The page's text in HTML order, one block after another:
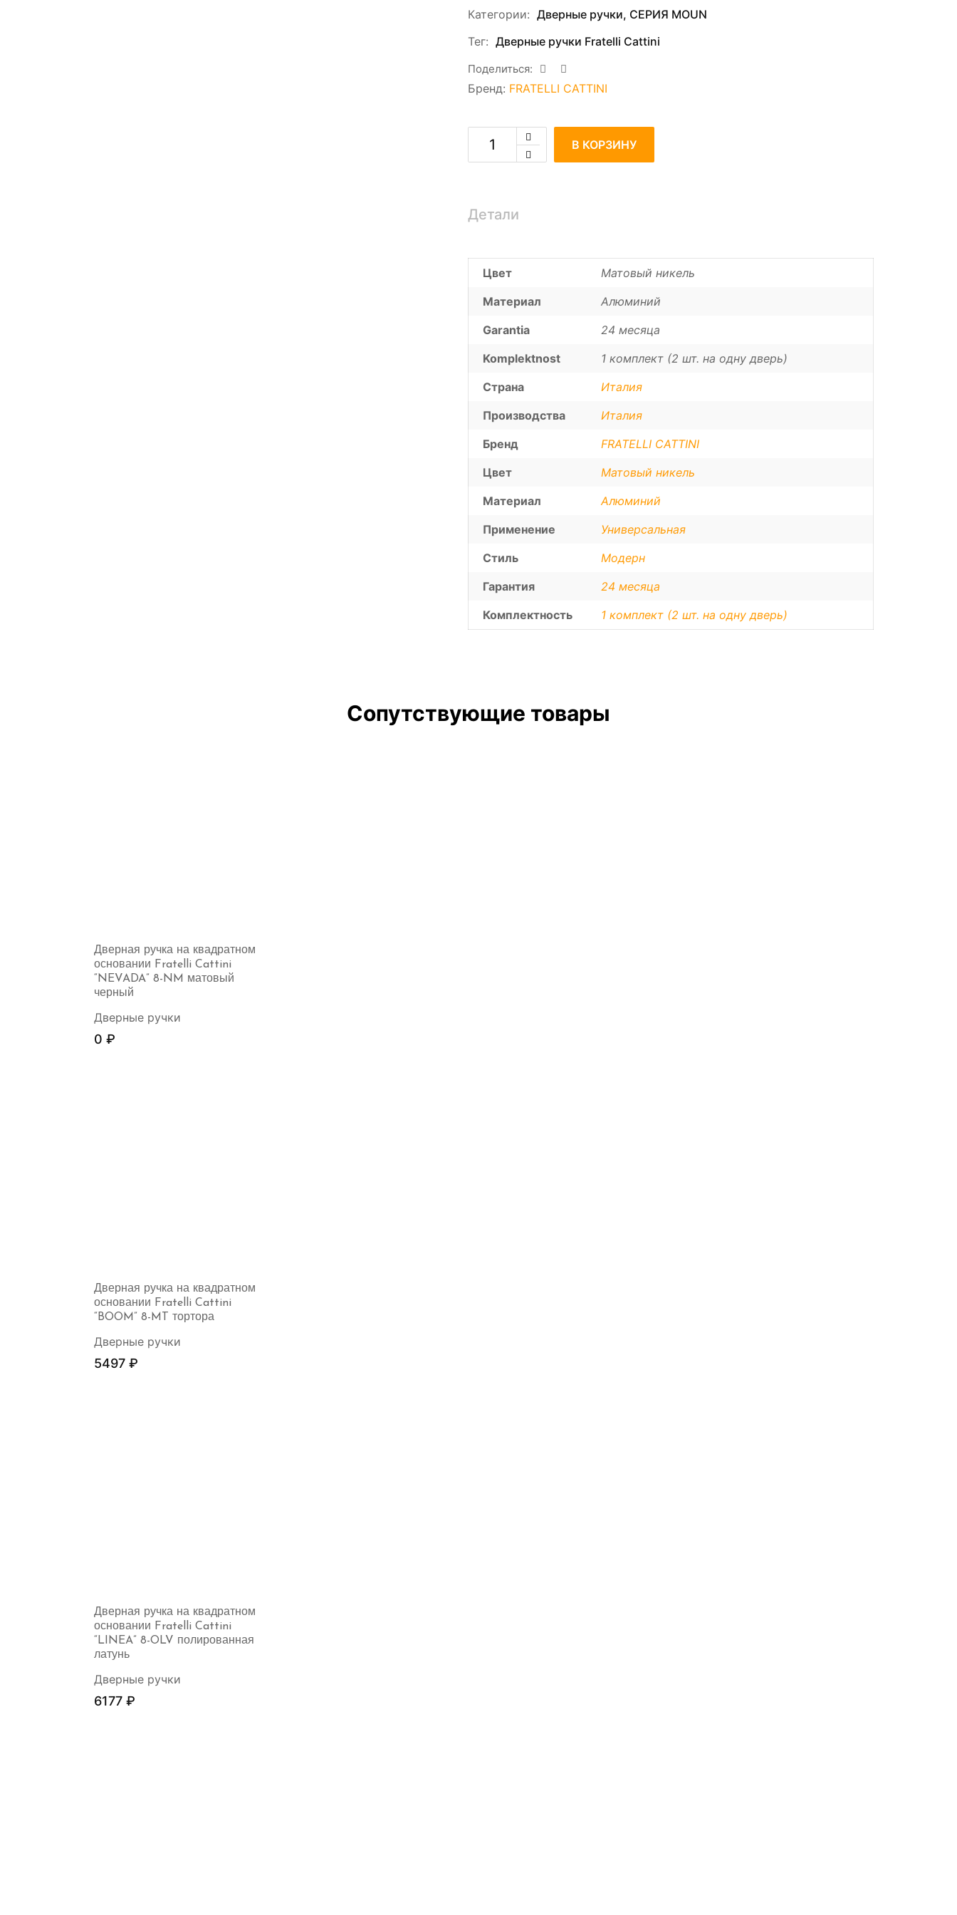
Категории: Дверные ручки, СЕРИЯ MOUN
Тег: Дверные ручки Fratelli Cattini
Поделиться:
Бренд: FRATELLI CATTINI
В КОРЗИНУ
Детали
Цвет
Матовый никель
Материал
Алюминий
Garantia
24 месяца
Komplektnost
1 комплект (2 шт. на одну дверь)
Страна
Италия
Производства
Италия
Бренд
FRATELLI CATTINI
Цвет
Матовый никель
Материал
Алюминий
Применение
Универсальная
Стиль
Модерн
Гарантия
24 месяца
Комплектность
1 комплект (2 шт. на одну дверь)
Сопутствующие товары
Дверная ручка на квадратном
основании Fratelli Cattini
“NEVADA” 8-NM матовый
черный
Дверные ручки
0 ₽
Дверная ручка на квадратном
основании Fratelli Cattini
“BOOM” 8-MT тортора
Дверные ручки
5497 ₽
Дверная ручка на квадратном
основании Fratelli Cattini
“LINEA” 8-OLV полированная
латунь
Дверные ручки
6177 ₽